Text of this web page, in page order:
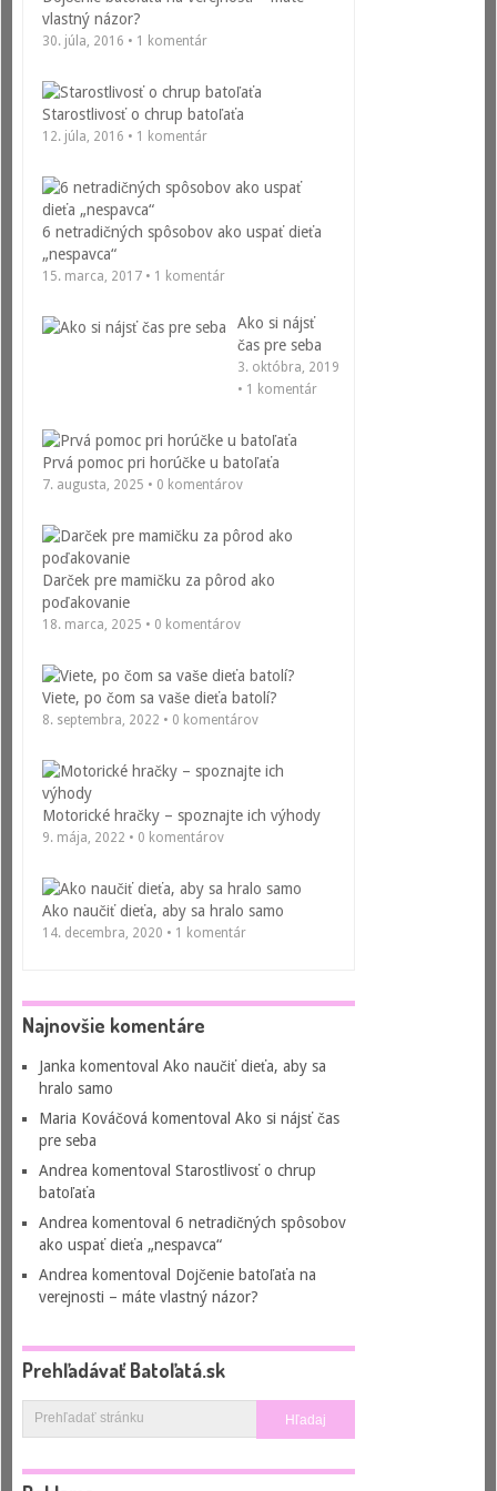
vlastný názor?
30. júla, 2016 • 1 komentár
Starostlivosť o chrup batoľaťa
12. júla, 2016 • 1 komentár
6 netradičných spôsobov ako uspať dieťa
„nespavca“
15. marca, 2017 • 1 komentár
Ako si nájsť
čas pre seba
3. októbra, 2019
• 1 komentár
Prvá pomoc pri horúčke u batoľaťa
7. augusta, 2025 • 0 komentárov
Darček pre mamičku za pôrod ako
poďakovanie
18. marca, 2025 • 0 komentárov
Viete, po čom sa vaše dieťa batolí?
8. septembra, 2022 • 0 komentárov
Motorické hračky – spoznajte ich výhody
9. mája, 2022 • 0 komentárov
Ako naučiť dieťa, aby sa hralo samo
14. decembra, 2020 • 1 komentár
Najnovšie komentáre
Janka komentoval Ako naučiť dieťa, aby sa
hralo samo
Maria Kováčová komentoval Ako si nájsť čas
pre seba
Andrea komentoval Starostlivosť o chrup
batoľaťa
Andrea komentoval 6 netradičných spôsobov
ako uspať dieťa „nespavca“
Andrea komentoval Dojčenie batoľaťa na
verejnosti – máte vlastný názor?
Prehľadávať Batoľatá.sk